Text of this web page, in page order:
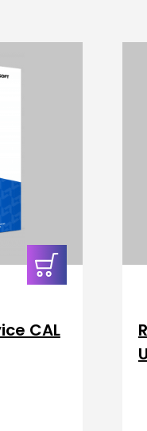
CAL
In den
Warenkorb